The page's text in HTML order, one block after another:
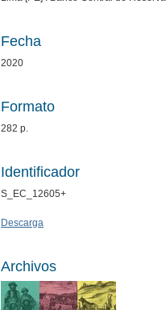
Fecha
2020
Formato
282 p.
Identificador
S_EC_12605+
Descarga
Archivos